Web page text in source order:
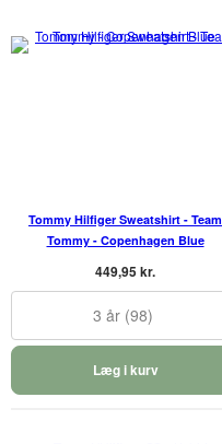
Tommy Hilfiger Sweatshirt - Team
Tommy - Copenhagen Blue
449,95 kr.
3 år (98)
Læg i kurv